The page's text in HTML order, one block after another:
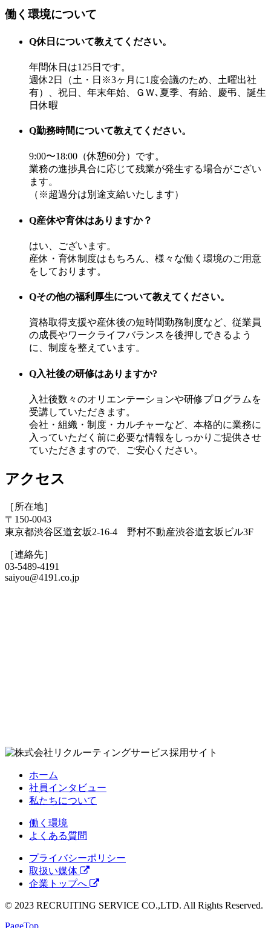
働く環境について
Q休日について教えてください。
年間休日は125日です。
週休2日（土・日※3ヶ月に1度会議のため、土曜出社
有）、祝日、年末年始、ＧＷ､夏季、有給、慶弔、誕生
日休暇
Q勤務時間について教えてください。
9:00〜18:00（休憩60分）です。
業務の進捗具合に応じて残業が発生する場合がござい
ます。
（※超過分は別途支給いたします）
Q産休や育休はありますか？
はい、ございます。
産休・育休制度はもちろん、様々な働く環境のご用意
をしております。
Qその他の福利厚生について教えてください。
資格取得支援や産休後の短時間勤務制度など、従業員
の成長やワークライフバランスを後押しできるよう
に、制度を整えています。
Q入社後の研修はありますか?
入社後数々のオリエンテーションや研修プログラムを
受講していただきます。
会社・組織・制度・カルチャーなど、本格的に業務に
入っていただく前に必要な情報をしっかりご提供させ
ていただきますので、ご安心ください。
アクセス
［所在地］
〒150-0043
東京都渋谷区道玄坂2-16-4 野村不動産渋谷道玄坂ビル3F
［連絡先］
03-5489-4191
saiyou@4191.co.jp
採用サイト
ホーム
社員インタビュー
私たちについて
働く環境
よくある質問
プライバシーポリシー
取扱い媒体
企業トップへ
© 2023 RECRUITING SERVICE CO.,LTD. All Rights Reserved.
PageTop